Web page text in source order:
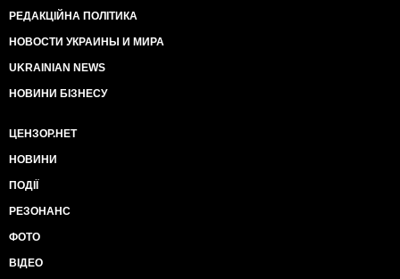
РЕДАКЦІЙНА ПОЛІТИКА
НОВОСТИ УКРАИНЫ И МИРА
UKRAINIAN NEWS
НОВИНИ БІЗНЕСУ
ЦЕНЗОР.НЕТ
НОВИНИ
ПОДІЇ
РЕЗОНАНС
ФОТО
ВІДЕО